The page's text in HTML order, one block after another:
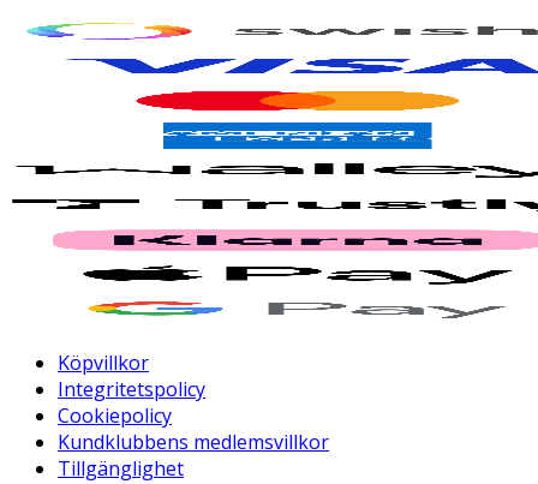
Köpvillkor
Integritetspolicy
Cookiepolicy
Kundklubbens medlemsvillkor
Tillgänglighet